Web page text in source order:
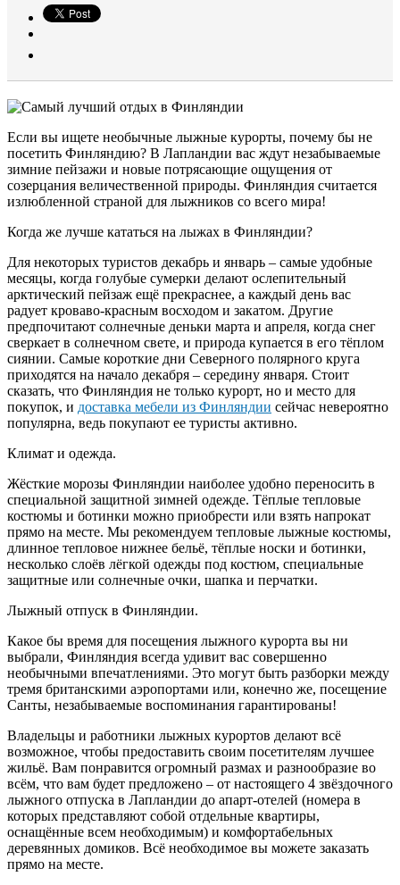
Если вы ищете необычные лыжные курорты, почему бы не
посетить Финляндию? В Лапландии вас ждут незабываемые
зимние пейзажи и новые потрясающие ощущения от
созерцания величественной природы. Финляндия считается
излюбленной страной для лыжников со всего мира!
Когда же лучше кататься на лыжах в Финляндии?
Для некоторых туристов декабрь и январь – самые удобные
месяцы, когда голубые сумерки делают ослепительный
арктический пейзаж ещё прекраснее, а каждый день вас
радует кроваво-красным восходом и закатом. Другие
предпочитают солнечные деньки марта и апреля, когда снег
сверкает в солнечном свете, и природа купается в его тёплом
сиянии. Самые короткие дни Северного полярного круга
приходятся на начало декабря – середину января. Стоит
сказать, что Финляндия не только курорт, но и место для
покупок, и доставка мебели из Финляндии сейчас невероятно
популярна, ведь покупают ее туристы активно.
Климат и одежда.
Жёсткие морозы Финляндии наиболее удобно переносить в
специальной защитной зимней одежде. Тёплые тепловые
костюмы и ботинки можно приобрести или взять напрокат
прямо на месте. Мы рекомендуем тепловые лыжные костюмы,
длинное тепловое нижнее бельё, тёплые носки и ботинки,
несколько слоёв лёгкой одежды под костюм, специальные
защитные или солнечные очки, шапка и перчатки.
Лыжный отпуск в Финляндии.
Какое бы время для посещения лыжного курорта вы ни
выбрали, Финляндия всегда удивит вас совершенно
необычными впечатлениями. Это могут быть разборки между
тремя британскими аэропортами или, конечно же, посещение
Санты, незабываемые воспоминания гарантированы!
Владельцы и работники лыжных курортов делают всё
возможное, чтобы предоставить своим посетителям лучшее
жильё. Вам понравится огромный размах и разнообразие во
всём, что вам будет предложено – от настоящего 4 звёздочного
лыжного отпуска в Лапландии до апарт-отелей (номера в
которых представляют собой отдельные квартиры,
оснащённые всем необходимым) и комфортабельных
деревянных домиков. Всё необходимое вы можете заказать
прямо на месте.